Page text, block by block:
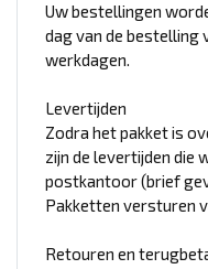
Uw bestellingen
dag van de bestelling
werkdagen.
Levertijden
Zodra het pakket is
zijn de levertijden die
postkantoor (brief
Pakketten versturen
Retouren en